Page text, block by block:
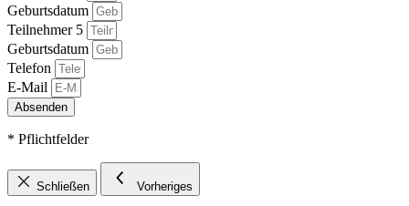
Geburtsdatum
Teilnehmer 5
Geburtsdatum
Telefon
E-Mail
Absenden
* Pflichtfelder
Schließen Vorheriges